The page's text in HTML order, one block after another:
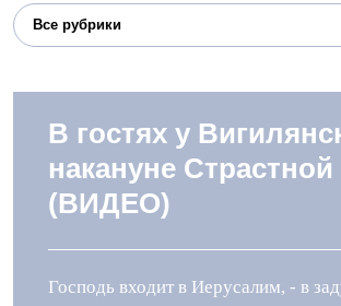
Все рубрики
В гостях у
накануне Страстной
(ВИДЕО)
Господь входит в Иерусалим, - в